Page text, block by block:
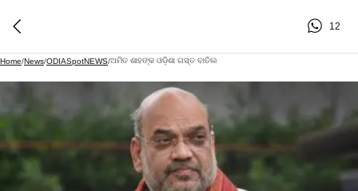
12
Home/News/ODIASpotNEWS/ଅମିତ ଶାହଙ୍କ ଓଡ଼ିଶା ଗସ୍ତ ବାତିଲ